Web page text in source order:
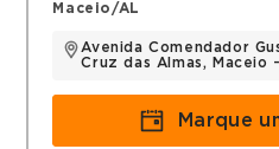
Maceio/AL
Avenida Comendador
Cruz das Almas, Maceio
Marque